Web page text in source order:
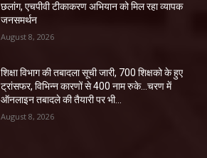
छलांग, एचपीवी टीकाकरण अभियान को मिल रहा व्यापक
जनसमर्थन
August 8, 2026
शिक्षा विभाग की तबादला सूची जारी, 700 शिक्षको के हुए
ट्रांसफर, विभिन्न कारणों से 400 नाम रुके…चरण में
ऑनलाइन तबादले की तैयारी पर भी...
August 8, 2026